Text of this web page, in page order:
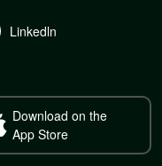
Linkedln
Download on the
App Store